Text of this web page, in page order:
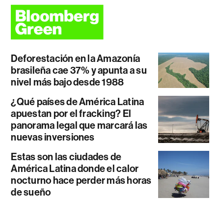
Deforestación en la Amazonía
brasileña cae 37% y apunta a su
nivel más bajo desde 1988
¿Qué países de América Latina
apuestan por el fracking? El
panorama legal que marcará las
nuevas inversiones
Estas son las ciudades de
América Latina donde el calor
nocturno hace perder más horas
de sueño